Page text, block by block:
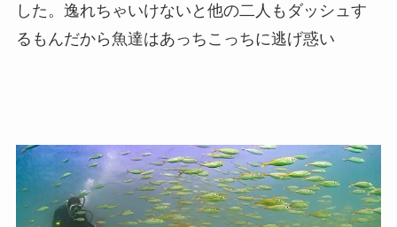
した。逸れちゃいけないと他の二人もダッシュす
るもんだから魚達はあっちこっちに逃げ惑い